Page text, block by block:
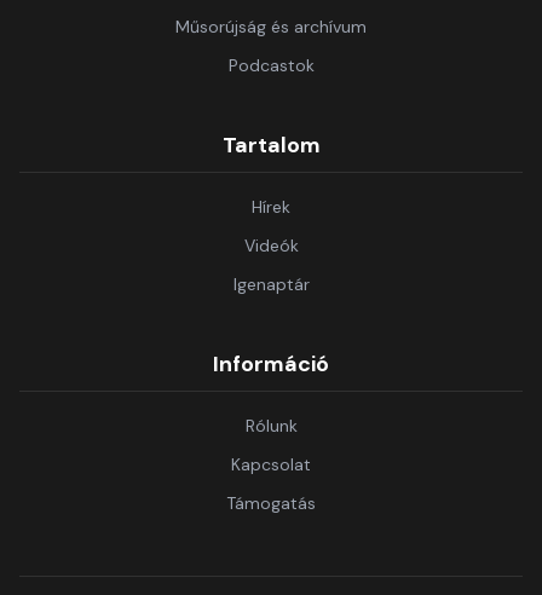
Műsorújság és archívum
Podcastok
Tartalom
Hírek
Videók
Igenaptár
Információ
Rólunk
Kapcsolat
Támogatás